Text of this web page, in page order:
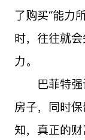
了购买“能力
时，往往就
力。
巴菲特强
房子，同时
知，真正的